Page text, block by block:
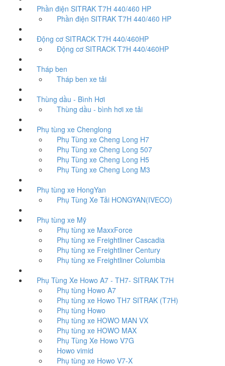
Phần điện SITRAK T7H 440/460 HP
Phần điện SITRAK T7H 440/460 HP
Động cơ SITRACK T7H 440/460HP
Động cơ SITRACK T7H 440/460HP
Tháp ben
Tháp ben xe tải
Thùng dầu - Bình Hơi
Thùng dầu - bình hơi xe tải
Phụ tùng xe Chenglong
Phụ Tùng xe Cheng Long H7
Phụ Tùng xe Cheng Long 507
Phụ Tùng xe Cheng Long H5
Phụ Tùng xe Cheng Long M3
Phụ tùng xe HongYan
Phụ Tùng Xe Tải HONGYAN(IVECO)
Phụ tùng xe Mỹ
Phụ tùng xe MaxxForce
Phụ tùng xe Freightliner Cascadia
Phụ tùng xe Freightliner Century
Phụ tùng xe Freightliner Columbia
Phụ Tùng Xe Howo A7 - TH7- SITRAK T7H
Phụ tùng Howo A7
Phụ tùng xe Howo TH7 SITRAK (T7H)
Phụ tùng Howo
Phụ tùng xe HOWO MAN VX
Phụ tùng xe HOWO MAX
Phụ Tùng Xe Howo V7G
Howo vimid
Phụ tùng xe Howo V7-X